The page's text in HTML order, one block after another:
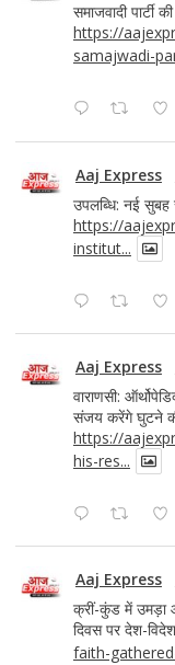
समाजवादी पार्टी
https://
samajwadi-
Aaj Express
उपलब्धि: नई सुबह
https://
institut...
Aaj Express
वाराणसी:
संजय करेंगे घुटने
https://
his-res...
Aaj Express
क्रीं-कुंड में उमड़ा
दिवस पर देश-
faith-